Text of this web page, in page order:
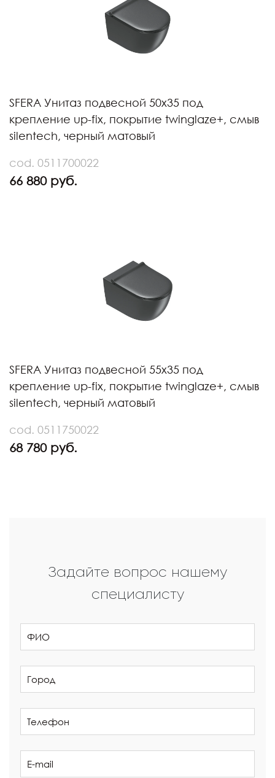
SFERA Унитаз подвесной 50x35 под
крепление up-fix, покрытие twinglaze+, смыв
silentech, черный матовый
cod. 0511700022
66 880 руб.
SFERA Унитаз подвесной 55x35 под
крепление up-fix, покрытие twinglaze+, смыв
silentech, черный матовый
cod. 0511750022
68 780 руб.
Задайте вопрос нашему
специалисту